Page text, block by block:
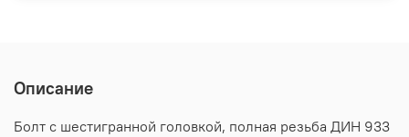
Описание
Болт с шестигранной головкой, полная резьба ДИН 933